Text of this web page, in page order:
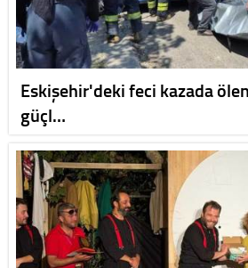
Eskişehir'deki feci kazada
güçl…